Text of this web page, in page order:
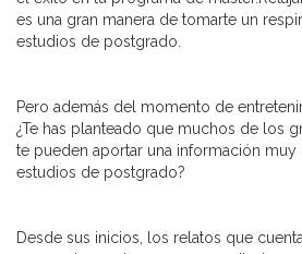
es una gran manera de tomarte un
estudios de postgrado.
Pero además del momento de
¿Te has planteado que muchos de los
te pueden aportar una información muy
estudios de postgrado?
Desde sus inicios, los relatos que